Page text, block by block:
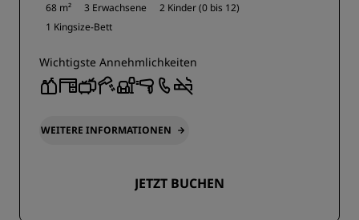
68 m² 3 Erwachsene
2 Kinder (0 bis 12)
1 Kingsize-Bett
Wichtigste Annehmlichkeiten
WEITERE INFORMATIONEN
JETZT BUCHEN